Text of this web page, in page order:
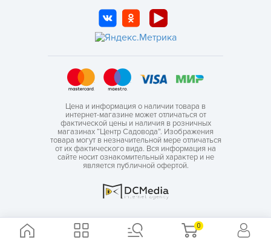
0
Цена и информация о наличии товара в
интернет-магазине может отличаться от
фактической цены и наличия в розничных
магазинах “Центр Садовода”. Изображения
товара могут в незначительной мере отличаться
от их фактического вида. Вся информация на
сайте носит ознакомительный характер и не
является публичной офертой.